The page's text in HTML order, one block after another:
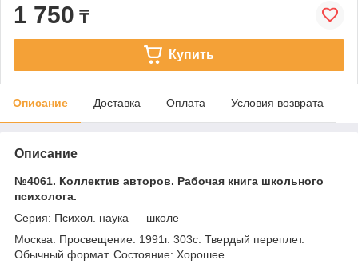
1 750 ₸
Купить
Описание Доставка Оплата Условия возврата
Описание
№4061. Коллектив авторов. Рабочая книга школьного
психолога.
Серия: Психол. наука — школе
Москва. Просвещение. 1991г. 303с. Твердый переплет.
Обычный формат. Состояние: Хорошее.